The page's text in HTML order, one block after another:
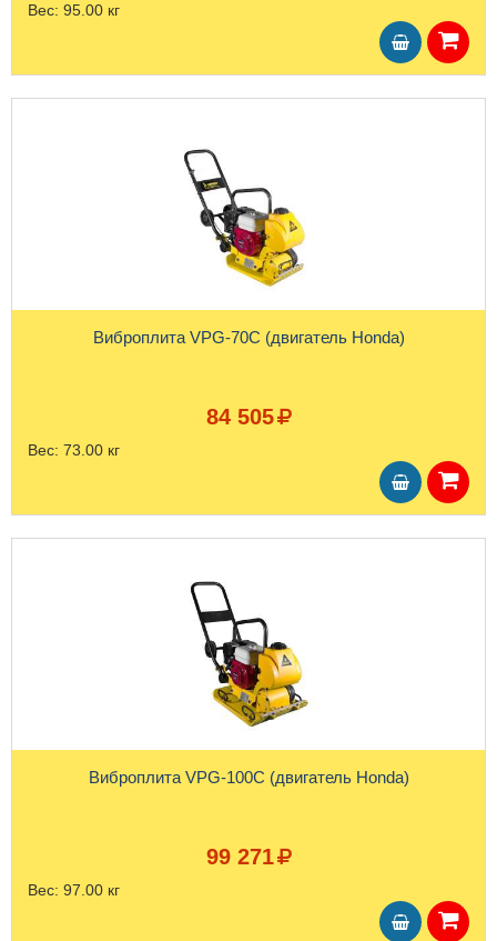
Вес: 95.00 кг
Виброплита VPG-70C (двигатель Honda)
84 505
Вес: 73.00 кг
Виброплита VPG-100C (двигатель Honda)
99 271
Вес: 97.00 кг